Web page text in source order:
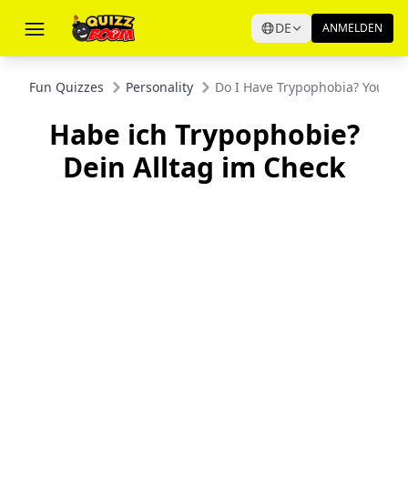
DE ANMELDEN
Fun Quizzes Personality Do I Have Trypophobia? Your
Habe ich Trypophobie?
Dein Alltag im Check